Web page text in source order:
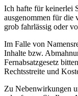
Ich hafte für keinerlei
ausgenommen für die
grob fahrlässig oder
Im Falle von
Inhalte bzw.
Fernabsatzgesetz
Rechtsstreite und
Zu Nebenwirkungen